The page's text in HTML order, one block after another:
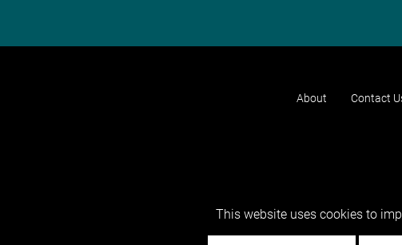
About Contact
This website uses cookies to